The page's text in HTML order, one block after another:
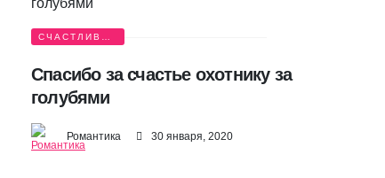
СЧАСТЛИВАЯ
Спасибо за счастье охотнику за
голубями
Романтика 30 января, 2020